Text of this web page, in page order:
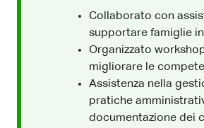
Collaborato con
supportare famiglie
Organizzato
migliorare le
Assistenza nella
pratiche
documentazione dei